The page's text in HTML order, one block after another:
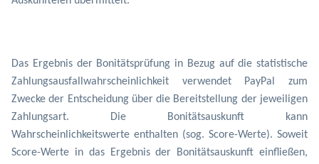
Das Ergebnis der Bonitätsprüfung in Bezug auf die statistische
Zahlungsausfallwahrscheinlichkeit verwendet PayPal zum
Zwecke der Entscheidung über die Bereitstellung der jeweiligen
Zahlungsart. Die Bonitätsauskunft kann
Wahrscheinlichkeitswerte enthalten (sog. Score-Werte). Soweit
Score-Werte in das Ergebnis der Bonitätsauskunft einfließen,